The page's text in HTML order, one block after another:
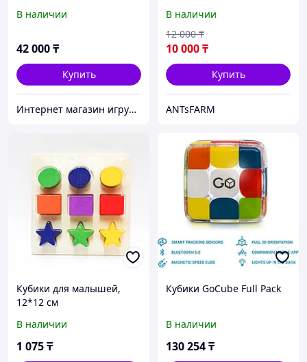
В наличии
42 000₸
Купить
Интернет магазин игрушек и детских товаров «Babyk»
В наличии
10 000₸
12 000 ₸
Купить
ANTsFARM
Кубики для малышей,
12*12 см
В наличии
1 075₸
Кубики GoCube Full Pack
В наличии
130 254₸